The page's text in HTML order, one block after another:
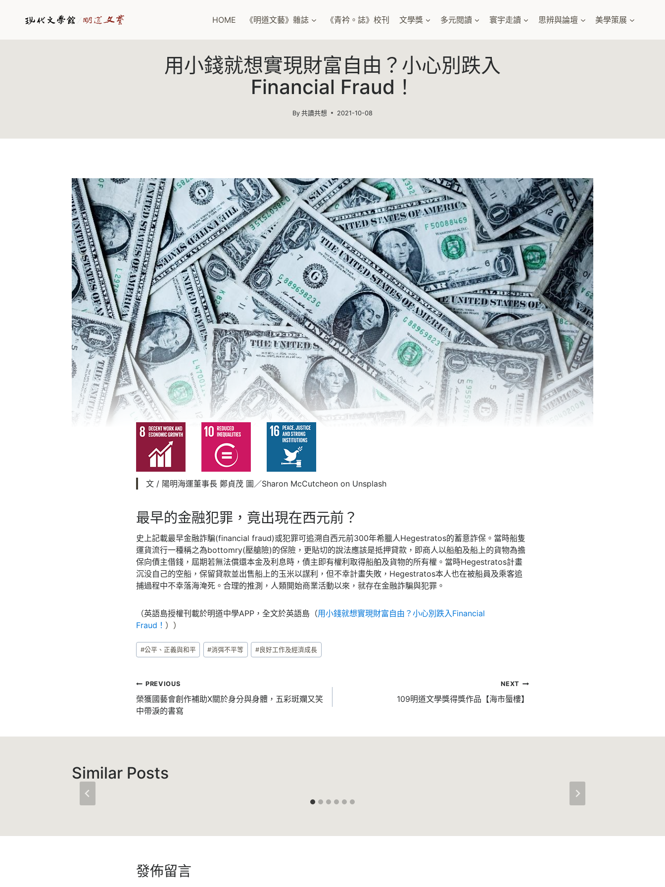
HOME 《明道文藝》雜誌 《青衿。誌》校刊 文學獎 多元閱讀 寰宇走讀 思辨與論壇 美學策展
用小錢就想實現財富自由？小心別跌入
Financial Fraud！
By 共讀共想 2021-10-08
文 / 陽明海運董事長 鄭貞茂 圖／Sharon McCutcheon on Unsplash
最早的金融犯罪，竟出現在西元前？
史上記載最早金融詐騙(financial fraud)或犯罪可追溯自西元前300年希臘人Hegestratos的蓄意詐保。當時船隻
運貨流行一種稱之為bottomry(壓艙險)的保險，更貼切的說法應該是抵押貸款，即商人以船舶及船上的貨物為擔
保向債主借錢，屆期若無法償還本金及利息時，債主即有權利取得船舶及貨物的所有權。當時Hegestratos計畫
沉没自己的空船，保留貸款並出售船上的玉米以謀利，但不幸計畫失敗，Hegestratos本人也在被船員及乘客追
捕過程中不幸落海淹死。合理的推測，人類開始商業活動以來，就存在金融詐騙與犯罪。
（英語島授權刊載於明道中學APP，全文於英語島（用小錢就想實現財富自由？小心別跌入Financial
Fraud！ ））
Post
Tags:
#公平、正義與和平 #消弭不平等 # 良好工作及經濟成長
文
章
導
覽
PREVIOUS
榮獲國藝會創作補助X關於身分與身體，五彩斑斕又笑
中帶淚的書寫
NEXT
109明道文學獎得獎作品【海市蜃樓】
Similar Posts
發佈留言